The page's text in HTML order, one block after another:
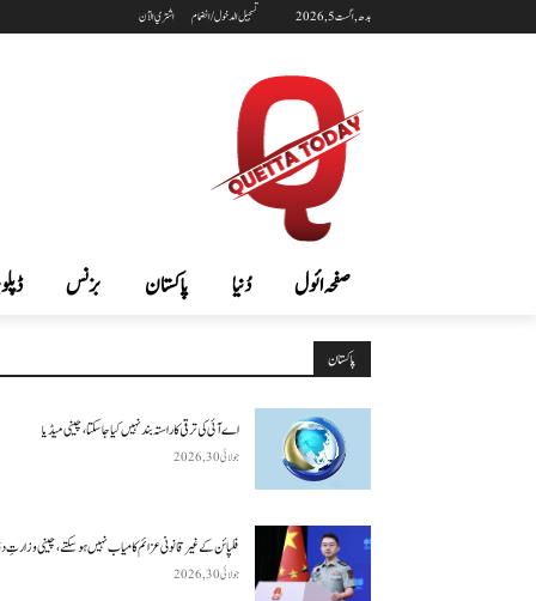
بدھ, اگست 5, 2026 تسجيل الدخول / انضمام اشتري الآن
صفحہ ائول دُنیا پاکستان بزنس
پاکستان
اے آئی کی ترقی کا راستہ بند نہیں کیا جا سکتا، چینی میڈیا
جولائی 30, 2026
فلپائن کے غیر قانونی عزائم کامیاب نہیں ہو سکتے ، چینی وزارتِ
جولائی 30, 2026